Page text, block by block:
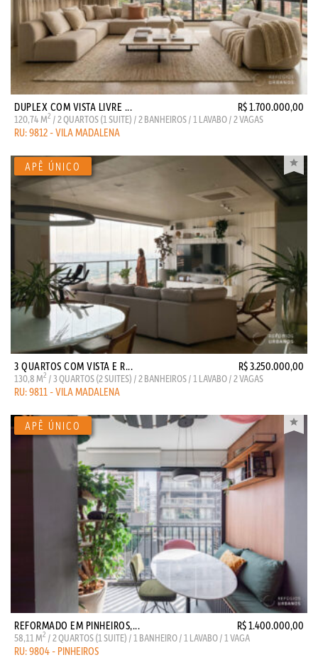
DUPLEX COM VISTA LIVRE ... R$ 1.700.000,00
120,74 M2 / 2 QUARTOS (1 SUITE) / 2 BANHEIROS / 1 LAVABO / 2 VAGAS
RU: 9812 - VILA MADALENA
3 QUARTOS COM VISTA E R... R$ 3.250.000,00
130,8 M2 / 3 QUARTOS (2 SUITES) / 2 BANHEIROS / 1 LAVABO / 2 VAGAS
RU: 9811 - VILA MADALENA
REFORMADO EM PINHEIROS,... R$ 1.400.000,00
58,11 M2 / 2 QUARTOS (1 SUITE) / 1 BANHEIRO / 1 LAVABO / 1 VAGA
RU: 9804 - PINHEIROS